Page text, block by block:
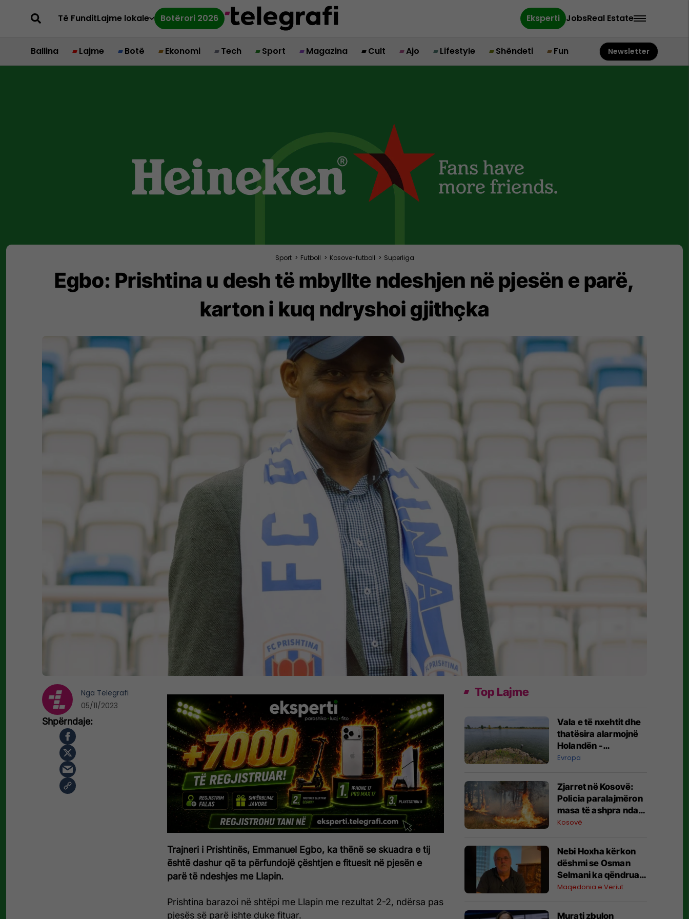
Të FunditLajme lokale Botërori 2026 Eksperti JobsReal Estate
Ballina Lajme Botë Ekonomi Tech Sport Magazina Cult Ajo Lifestyle Shëndeti Fun Newsletter
Sport > Futboll > Kosove-futboll > Superliga
Egbo: Prishtina u desh të mbyllte ndeshjen në pjesën e parë,
karton i kuq ndryshoi gjithçka
Trajneri i Prishtinës, Emmanuel Egbo, ka thënë se skuadra e tij
është dashur që ta përfundojë çështjen e fituesit në pjesën e
parë të ndeshjes me Llapin.
Prishtina barazoi në shtëpi me Llapin me rezultat 2-2, ndërsa pas
pjesës së parë ishte duke fituar.
Nga Telegrafi
05/11/2023
Top Lajme
Vala e të nxehtit dhe
thatësira alarmojnë
Holandën -
qytetarëve u
ujin
Evropa
Zjarret në Kosovë:
Policia paralajmëron
masa të ashpra ndaj
zjarrvënësve
Kosovë
Nebi Hoxha kërkon
dëshmi se Osman
Selmani ka qëndruar
në Çegran gjatë
kryer krime lufte
Maqedonia e Veriut
Murati zbulon